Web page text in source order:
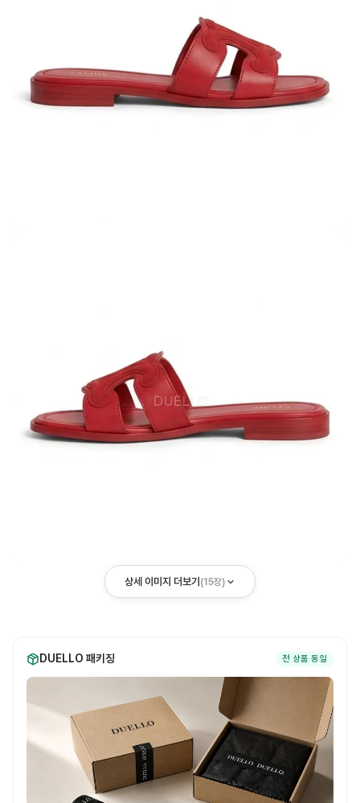
상세 이미지 더보기 (15장)
DUELLO 패키징 전 상품 동일